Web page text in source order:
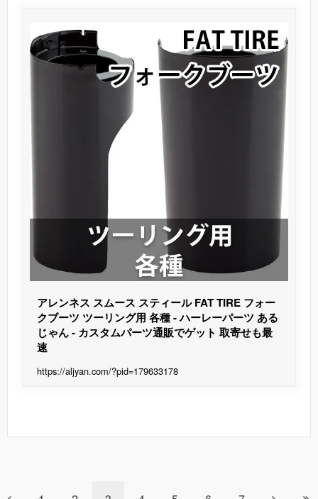
アレンネス スムース スティール FAT TIRE フォー
クブーツ ツーリング用 各種 - ハーレーパーツ ある
じゃん - カスタムパーツ通販でゲット 取寄せも最
速
https://aljyan.com/?pid=179633178